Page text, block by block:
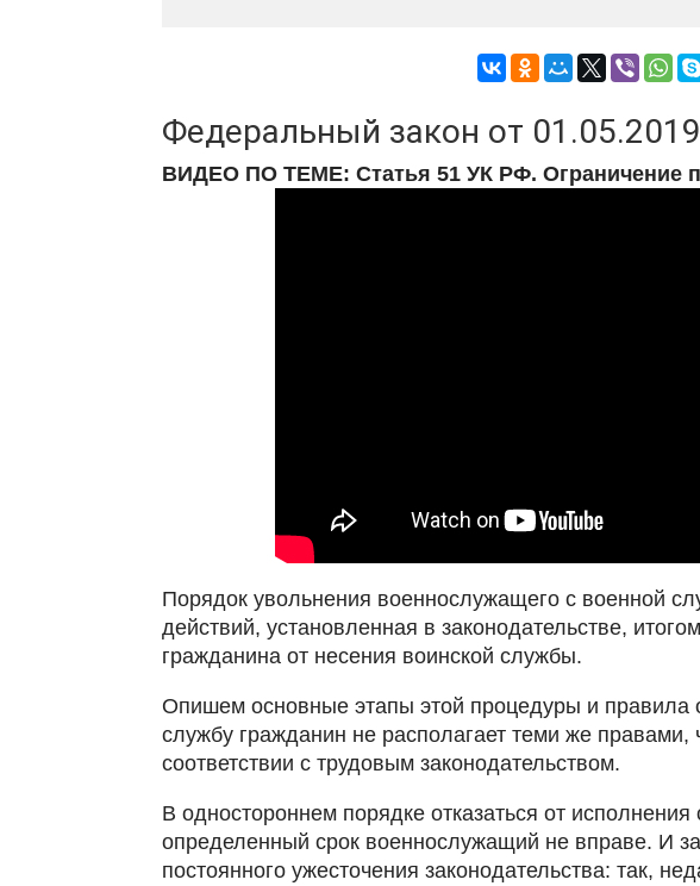
Федеральный закон от
ВИДЕО ПО ТЕМЕ: Статья 51 УК РФ. Ограничение
Порядок увольнения военнослужащего с военной
действий, установленная в законодательстве,
гражданина от несения воинской службы.
Опишем основные этапы этой процедуры и
службу гражданин не располагает теми же
соответствии с трудовым законодательством.
В одностороннем порядке отказаться от
определенный срок военнослужащий не вправе. И
постоянного ужесточения законодательства: так,